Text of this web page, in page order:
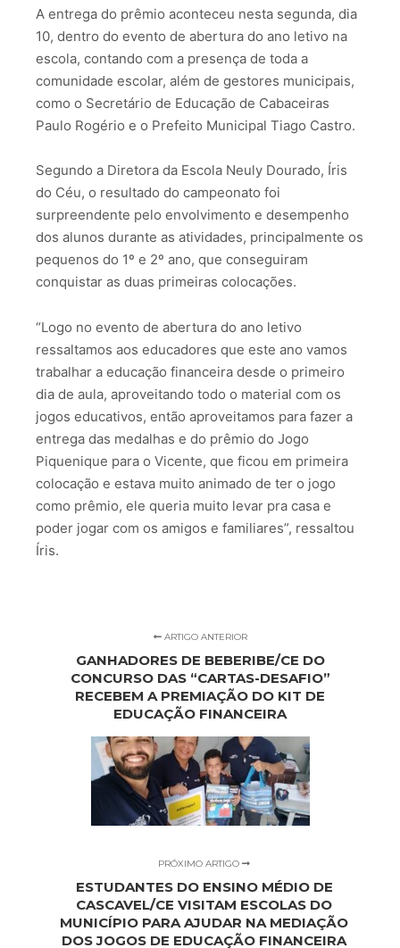
A entrega do prêmio aconteceu nesta segunda, dia
10, dentro do evento de abertura do ano letivo na
escola, contando com a presença de toda a
comunidade escolar, além de gestores municipais,
como o Secretário de Educação de Cabaceiras
Paulo Rogério e o Prefeito Municipal Tiago Castro.
Segundo a Diretora da Escola Neuly Dourado, Íris
do Céu, o resultado do campeonato foi
surpreendente pelo envolvimento e desempenho
dos alunos durante as atividades, principalmente os
pequenos do 1º e 2º ano, que conseguiram
conquistar as duas primeiras colocações.
“Logo no evento de abertura do ano letivo
ressaltamos aos educadores que este ano vamos
trabalhar a educação financeira desde o primeiro
dia de aula, aproveitando todo o material com os
jogos educativos, então aproveitamos para fazer a
entrega das medalhas e do prêmio do Jogo
Piquenique para o Vicente, que ficou em primeira
colocação e estava muito animado de ter o jogo
como prêmio, ele queria muito levar pra casa e
poder jogar com os amigos e familiares”, ressaltou
Íris.
ARTIGO ANTERIOR
GANHADORES DE BEBERIBE/CE DO
CONCURSO DAS “CARTAS-DESAFIO”
RECEBEM A PREMIAÇÃO DO KIT DE
EDUCAÇÃO FINANCEIRA
PRÓXIMO ARTIGO
ESTUDANTES DO ENSINO MÉDIO DE
CASCAVEL/CE VISITAM ESCOLAS DO
MUNICÍPIO PARA AJUDAR NA MEDIAÇÃO
DOS JOGOS DE EDUCAÇÃO FINANCEIRA